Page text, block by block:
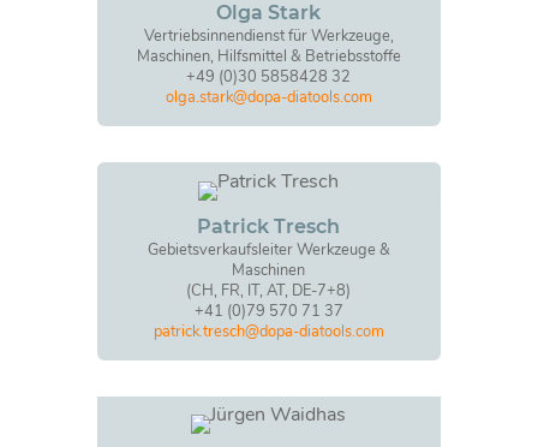
Olga Stark
Vertriebsinnendienst für Werkzeuge,
Maschinen, Hilfsmittel & Betriebsstoffe
+49 (0)30 5858428 32
olga.stark@dopa-diatools.com
Patrick Tresch
Gebietsverkaufsleiter Werkzeuge &
Maschinen
(CH, FR, IT, AT, DE-7+8)
+41 (0)79 570 71 37
patrick.tresch@dopa-diatools.com